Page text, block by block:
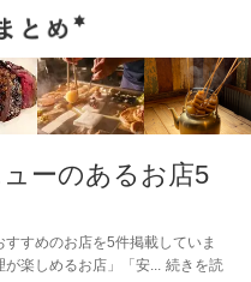
ーのあるお店5
すめのお店を5件掲載していま
が楽しめるお店」「安
続きを読